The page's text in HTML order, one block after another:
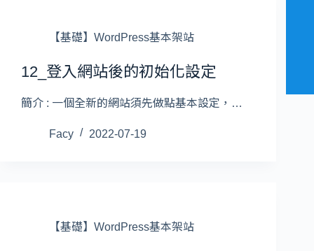
【基礎】WordPress基本架站
12_登入網站後的初始化設定
簡介 : 一個全新的網站須先做點基本設定，…
Facy 2022-07-19
【基礎】WordPress基本架站